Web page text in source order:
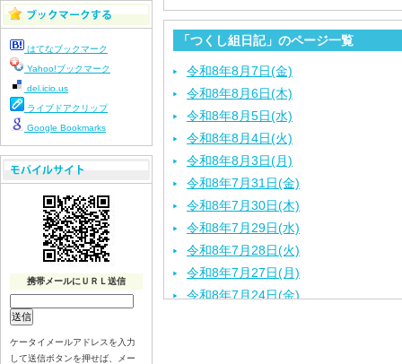
「つくし組日記」のページ一覧
令和8年8月7日(金)
令和8年8月6日(木)
令和8年8月5日(水)
令和8年8月4日(火)
令和8年8月3日(月)
令和8年7月31日(金)
令和8年7月30日(木)
令和8年7月29日(水)
令和8年7月28日(火)
令和8年7月27日(月)
令和8年7月24日(金)
はてなブックマーク
Yahoo!ブックマーク
del.icio.us
ライブドアクリップ
Google Bookmarks
携帯メールにＵＲＬ送信
ケータイメールアドレスを入力
して送信ボタンを押せば、メー